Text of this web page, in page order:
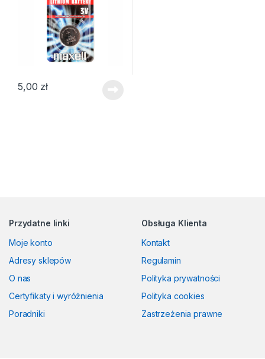
5,00 zł
Przydatne linki
Moje konto
Adresy sklepów
O nas
Certyfikaty i wyróżnienia
Poradniki
Obsługa Klienta
Kontakt
Regulamin
Polityka prywatności
Polityka cookies
Zastrzeżenia prawne